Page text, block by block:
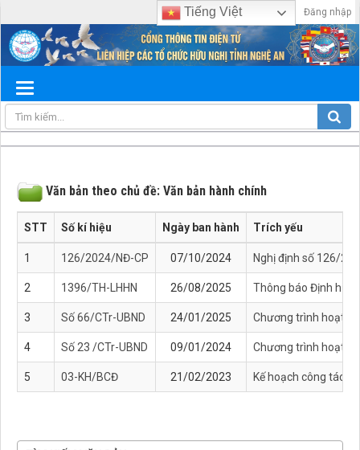
Đăng nhập
Tiếng Việt
Văn bản theo chủ đề: Văn bản hành chính
STT Số kí hiệu Ngày ban hành Trích yếu
1 126/2024/NĐ-CP 07/10/2024 Nghị định số 126/
2 1396/TH-LHHN 26/08/2025 Thông báo Định
3 Số 66/CTr-UBND 24/01/2025 Chương trình hoạt
4 Số 23 /CTr-UBND 09/01/2024 Chương trình hoạt
5 03-KH/BCĐ 21/02/2023 Kế hoạch công tác